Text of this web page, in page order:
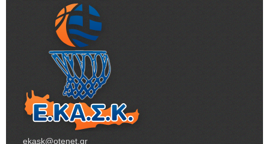
ekask@otenet.gr